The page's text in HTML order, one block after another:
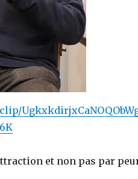
et non pas par